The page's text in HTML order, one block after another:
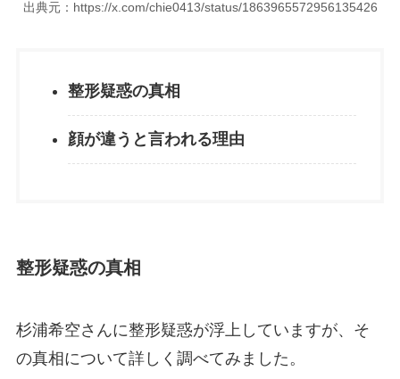
出典元：https://x.com/chie0413/status/1863965572956135426
整形疑惑の真相
顔が違うと言われる理由
整形疑惑の真相
杉浦希空さんに整形疑惑が浮上していますが、そ
の真相について詳しく調べてみました。